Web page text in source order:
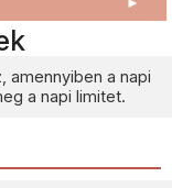
amennyiben a napi
a napi limitet.